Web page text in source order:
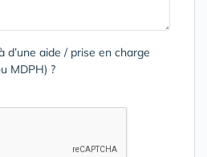
d’une aide / prise en charge
MDPH) ?